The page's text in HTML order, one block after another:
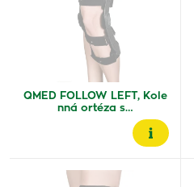
QMED FOLLOW LEFT, Kole
nná ortéza s…